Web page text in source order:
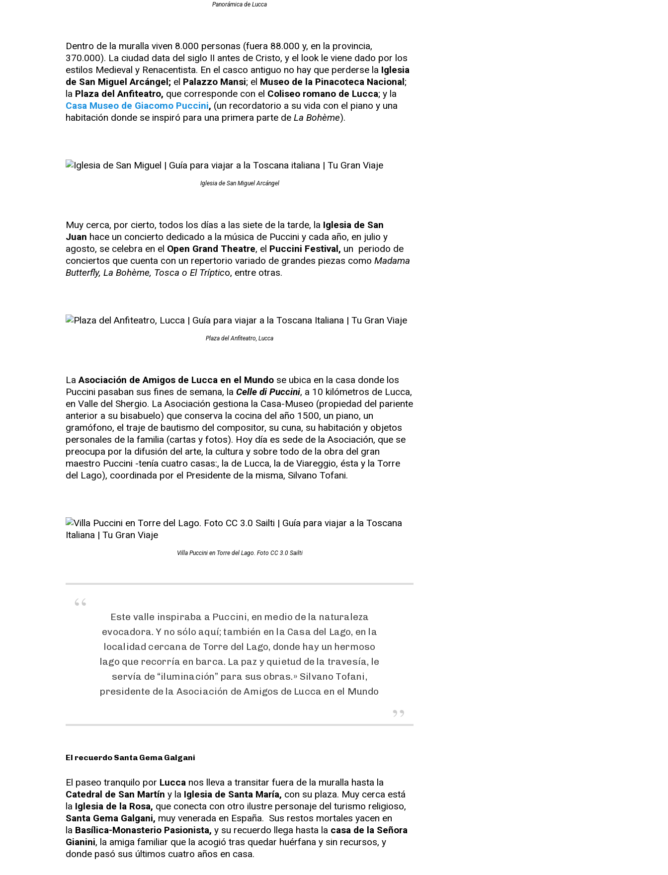
Panorámica de Lucca
Dentro de la muralla viven 8.000 personas (fuera 88.000 y, en la provincia,
370.000). La ciudad data del siglo II antes de Cristo, y el look le viene dado por los
estilos Medieval y Renacentista. En el casco antiguo no hay que perderse la Iglesia
de San Miguel Arcángel; el Palazzo Mansi; el Museo de la Pinacoteca Nacional;
la Plaza del Anfiteatro, que corresponde con el Coliseo romano de Lucca; y la
Casa Museo de Giacomo Puccini, (un recordatorio a su vida con el piano y una
habitación donde se inspiró para una primera parte de La Bohème).
Iglesia de San Miguel Arcángel
Muy cerca, por cierto, todos los días a las siete de la tarde, la Iglesia de San
Juan hace un concierto dedicado a la música de Puccini y cada año, en julio y
agosto, se celebra en el Open Grand Theatre, el Puccini Festival, un periodo de
conciertos que cuenta con un repertorio variado de grandes piezas como Madama
Butterfly, La Bohème, Tosca o El Tríptico, entre otras.
Plaza del Anfiteatro, Lucca
LaAsociación de Amigos de Lucca en el Mundo se ubica en la casa donde los
Puccini pasaban sus fines de semana, la Celle di Puccini, a 10 kilómetros de Lucca,
en Valle del Shergio. La Asociación gestiona la Casa-Museo (propiedad del pariente
anterior a su bisabuelo) que conserva la cocina del año 1500, un piano, un
gramófono, el traje de bautismo del compositor, su cuna, su habitación y objetos
personales de la familia (cartas y fotos). Hoy día es sede de la Asociación, que se
preocupa por la difusión del arte, la cultura y sobre todo de la obra del gran
maestro Puccini -tenía cuatro casas:, la de Lucca, la de Viareggio, ésta y la Torre
del Lago), coordinada por el Presidente de la misma, Silvano Tofani.
Villa Puccini en Torre del Lago. Foto CC 3.0 Sailti
Este valle inspiraba a Puccini, en medio de la naturaleza
evocadora. Y no sólo aquí; también en la Casa del Lago, en la
localidad cercana de Torre del Lago, donde hay un hermoso
lago que recorría en barca. La paz y quietud de la travesía, le
servía de “iluminación” para sus obras.» Silvano Tofani,
presidente de la Asociación de Amigos de Lucca en el Mundo
El recuerdo Santa Gema Galgani
El paseo tranquilo por Lucca nos lleva a transitar fuera de la muralla hasta la
Catedral de San Martín y la Iglesia de Santa María, con su plaza. Muy cerca está
la Iglesia de la Rosa, que conecta con otro ilustre personaje del turismo religioso,
Santa Gema Galgani, muy venerada en España. Sus restos mortales yacen en
la Basílica-Monasterio Pasionista, y su recuerdo llega hasta la casa de la Señora
Gianini, la amiga familiar que la acogió tras quedar huérfana y sin recursos, y
donde pasó sus últimos cuatro años en casa.